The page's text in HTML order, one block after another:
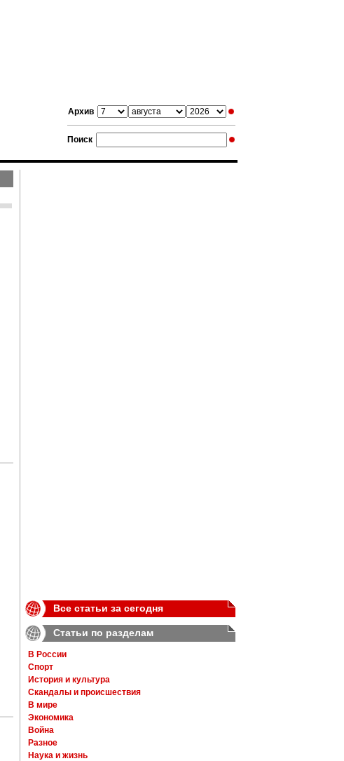
Архив
Поиск
Все статьи за сегодня
Статьи по разделам
В России
Спорт
История и культура
Скандалы и происшествия
В мире
Экономика
Война
Разное
Наука и жизнь